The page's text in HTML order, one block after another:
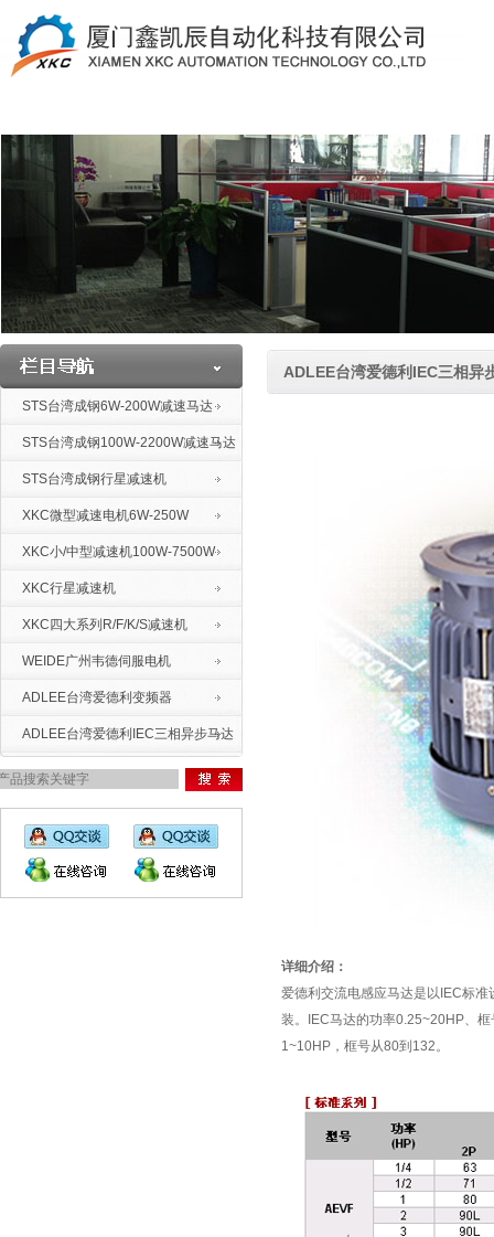
STS台湾成钢6W-200W减速马达
STS台湾成钢100W-2200W减速马达
STS台湾成钢行星减速机
XKC微型减速电机6W-250W
XKC小/中型减速机100W-7500W
XKC行星减速机
XKC四大系列R/F/K/S减速机
WEIDE广州韦德伺服电机
ADLEE台湾爱德利变频器
ADLEE台湾爱德利IEC三相异步马达
ADLEE台湾爱德利IEC三相异
详细介绍：
爱德利交流电感应马达是以IEC标
装。IEC马达的功率0.25~20HP、
1~10HP，框号从80到132。